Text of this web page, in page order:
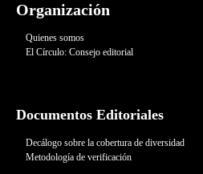
Organización
Quienes somos
El Círculo: Consejo editorial
Documentos Editoriales
Decálogo sobre la cobertura de diversidad
Metodología de verificación